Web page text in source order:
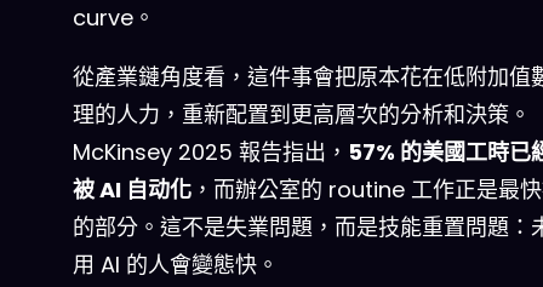
curve。
從產業鏈角度看，這件事會把原本花在低附加值
理的人力，重新配置到更高層次的分析和決策。
McKinsey 2025 報告指出， 57% 的美國工時已
被 AI 自动化 ，而辦公室的 routine 工作正是最
的部分。這不是失業問題，而是技能重置問題：
用 AI 的人會變態快。